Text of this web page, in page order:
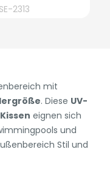
2313
mit
. Diese UV-
eignen sich
und
Stil und